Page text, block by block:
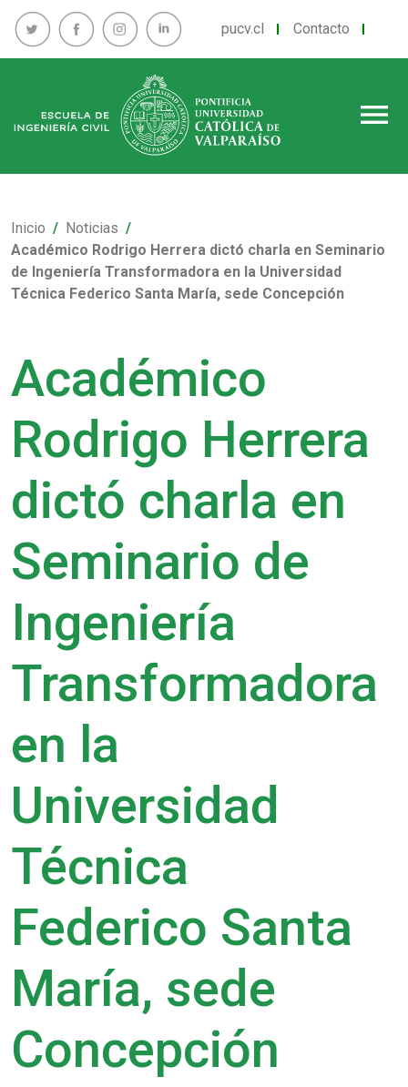
pucv.cl Contacto
menu
Inicio
Noticias
Académico Rodrigo Herrera dictó charla en Seminario
de Ingeniería Transformadora en la Universidad
Técnica Federico Santa María, sede Concepción
Académico
Rodrigo Herrera
dictó charla en
Seminario de
Ingeniería
Transformadora
en la
Universidad
Técnica
Federico Santa
María, sede
Concepción